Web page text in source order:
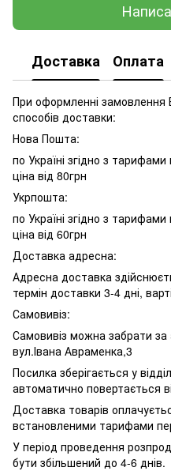
Доставка Оплата
При оформленні замовлення
способів доставки:
Нова Пошта:
по Україні згідно з
ціна від 80грн
Укрпошта:
по Україні згідно з
ціна від 60грн
Доставка адресна:
Адресна доставка
термін доставки 3-4 дні,
Самовивіз:
Самовивіз можна забрати
вул.Івана Авраменка,3
Посилка зберігається у
автоматично повертається
Доставка товарів
встановленими тарифами
У період проведення
бути збільшений до 4-6 днів.